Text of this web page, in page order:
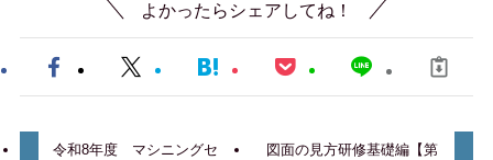
よかったらシェアしてね！
令和8年度 マシニングセ
図面の見方研修基礎編【第